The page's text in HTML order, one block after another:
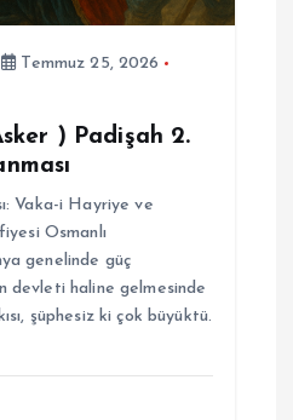
Temmuz 25, 2026
) Padişah 2.
Vaka-i Hayriye ve
Osmanlı
genelinde güç
devleti haline gelmesinde
şüphesiz ki çok büyüktü.